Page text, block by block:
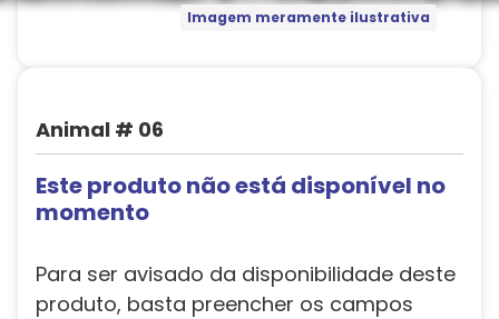
Imagem meramente ilustrativa
Animal # 06
Este produto não está disponível no
momento
Para ser avisado da disponibilidade deste
produto, basta preencher os campos